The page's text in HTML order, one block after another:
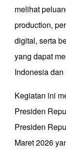
melihat
production,
digital, serta
yang dapat
Indonesia dan
Kegiatan ini
Presiden
Presiden
Maret 2026